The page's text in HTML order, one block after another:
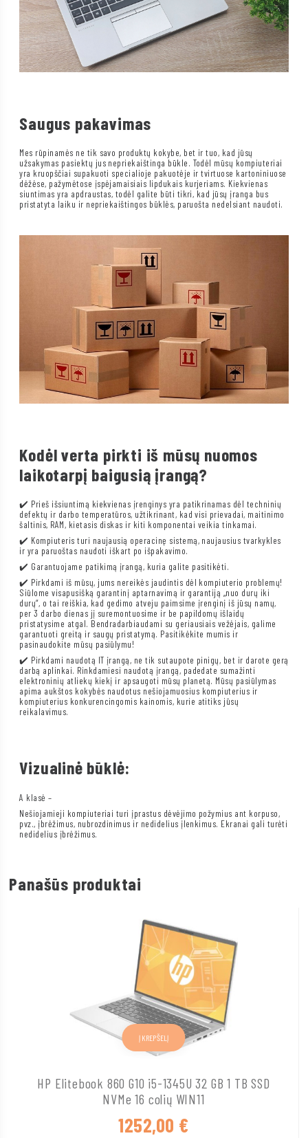
Saugus pakavimas
Mes rūpinamės ne tik savo produktų kokybe, bet ir tuo, kad jūsų
užsakymas pasiektų jus nepriekaištinga būkle. Todėl mūsų kompiuteriai
yra kruopščiai supakuoti specialioje pakuotėje ir tvirtuose kartoniniuose
dėžėse, pažymėtose įspėjamaisiais lipdukais kurjeriams. Kiekvienas
siuntimas yra apdraustas, todėl galite būti tikri, kad jūsų įranga bus
pristatyta laiku ir nepriekaištingos būklės, paruošta nedelsiant naudoti.
Kodėl verta pirkti iš mūsų nuomos
laikotarpį baigusią įrangą?
✔️ Prieš išsiuntimą kiekvienas įrenginys yra patikrinamas dėl techninių
defektų ir darbo temperatūros, užtikrinant, kad visi prievadai, maitinimo
šaltinis, RAM, kietasis diskas ir kiti komponentai veikia tinkamai.
✔️ Kompiuteris turi naujausią operacinę sistemą, naujausius tvarkykles
ir yra paruoštas naudoti iškart po išpakavimo.
✔️ Garantuojame patikimą įrangą, kuria galite pasitikėti.
✔️ Pirkdami iš mūsų, jums nereikės jaudintis dėl kompiuterio problemų!
Siūlome visapusišką garantinį aptarnavimą ir garantiją „nuo durų iki
durų“, o tai reiškia, kad gedimo atveju paimsime įrenginį iš jūsų namų,
per 3 darbo dienas jį suremontuosime ir be papildomų išlaidų
pristatysime atgal. Bendradarbiaudami su geriausiais vežėjais, galime
garantuoti greitą ir saugų pristatymą. Pasitikėkite mumis ir
pasinaudokite mūsų pasiūlymu!
✔️ Pirkdami naudotą IT įrangą, ne tik sutaupote pinigų, bet ir darote gerą
darbą aplinkai. Rinkdamiesi naudotą įrangą, padedate sumažinti
elektroninių atliekų kiekį ir apsaugoti mūsų planetą. Mūsų pasiūlymas
apima aukštos kokybės naudotus nešiojamuosius kompiuterius ir
kompiuterius konkurencingomis kainomis, kurie atitiks jūsų
reikalavimus.
Vizualinė būklė:
A klasė –
Nešiojamieji kompiuteriai turi įprastus dėvėjimo požymius ant korpuso,
pvz., įbrėžimus, nubrozdinimus ir nedidelius įlenkimus. Ekranai gali turėti
nedidelius įbrėžimus.
Panašūs produktai
HP Elitebook 860 G10 i5-1345U 32 GB 1 TB SSD
NVMe 16 colių WIN11
1252,00 €
Į KREPŠELĮ